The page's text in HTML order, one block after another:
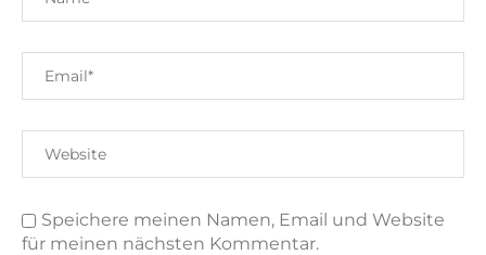
Speichere meinen Namen, Email und Website
für meinen nächsten Kommentar.